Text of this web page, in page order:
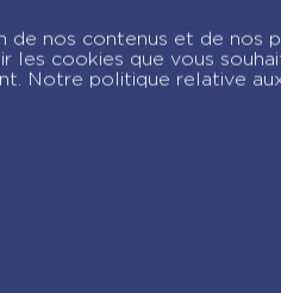
nos contenus et de nos
les cookies que vous
Notre politique relative